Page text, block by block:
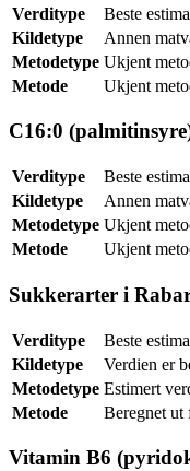
Verditype
Beste
Kildetype
Annen
Metodetype Ukjent
Metode
Ukjent
C16:0
Verditype
Beste
Kildetype
Annen
Metodetype Ukjent
Metode
Ukjent
Sukkerarter i
Verditype
Beste
Kildetype
Verdien er
Metodetype Estimert
Metode
Beregnet ut
Vitamin B6